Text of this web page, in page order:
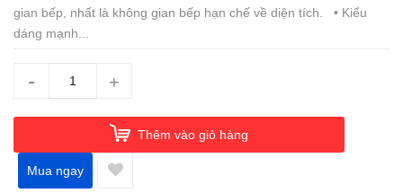
gian bếp, nhất là không gian bếp hạn chế về diện tích. • Kiểu
dáng mạnh...
- +
Thêm vào giỏ hàng
Mua ngay